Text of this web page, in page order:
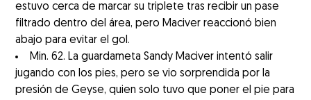
estuvo cerca de marcar su triplete tras recibir un pase
filtrado dentro del área, pero Maciver reaccionó bien
abajo para evitar el gol.
Min. 62. La guardameta Sandy Maciver intentó salir
jugando con los pies, pero se vio sorprendida por la
presión de Geyse, quien solo tuvo que poner el pie para